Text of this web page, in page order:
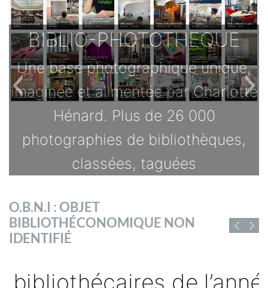
BIBLIO-PHOTOTHEQUE
Une base photographique unique,
imaginée et alimentée par Charlotte
Hénard. Plus de 26 000
photographies de bibliothèques,
classées, taguées
CHIFFRES ET RAPPORTS
Vous trouverez ici des chiffres et
TOUTES LES OFFRES
D'EMPLOI DE
BIBLIOFRANCE
O.B.N.I : OBJET
BIBLIOTHÉCONOMIQUE NON
IDENTIFIÉ